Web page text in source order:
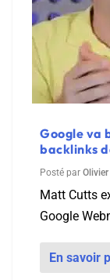
Google va
backlinks
Posté par
Matt Cutts
Google
En savoir